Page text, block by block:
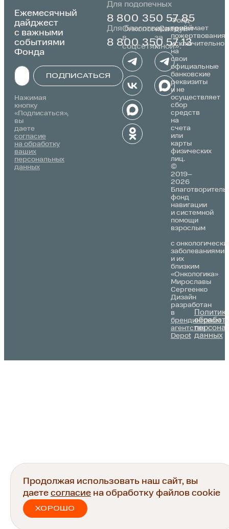
Для подопечных
8 800 350 57 85
Для благотворителей
8 800 350 57 13
Ежемесячный
дайджест
с важными
событиями
Фонда
ПОДПИСАТЬСЯ
Нажимая
кнопку
«Подписаться»,
вы
даете
согласие
на обработку
ваших
персональных
данных
Онкологика
в
соцсетях:
«Следуй
за
мной»:
Дизайн
разработан
в
брендинговом
агентстве
Depot
©
2019–
2026
фонд
навигации
и системной
помощи
взрослым
с
заболеваниями
и их
близким
«Онкологика»
Мирославы
Сергеенко
Фонд
принимает
пожертвования
исключительно
на
свои
официальные
банковские
реквизиты
и не
осуществляет
сбор
средств
на
счета
или
карты
физических
лиц.
данных
Продолжая использовать наш сайт, вы
даете согласие на обработку файлов cookie
ХОРОШО